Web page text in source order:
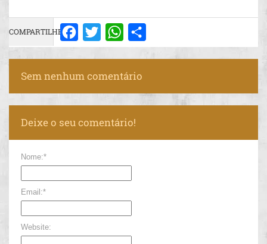
COMPARTILHE: Facebook
Twitter WhatsApp
Sem nenhum comentário
Deixe o seu comentário!
Nome:*
Email:*
Website: